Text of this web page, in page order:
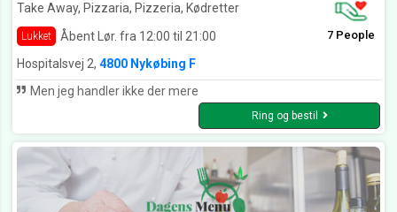
Take Away, Pizzaria, Pizzeria, Kødretter
Lukket Åbent Lør. fra 12:00 til 21:00 7 People
Hospitalsvej 2, 4800 Nykøbing F
Men jeg handler ikke der mere
Ring og bestil